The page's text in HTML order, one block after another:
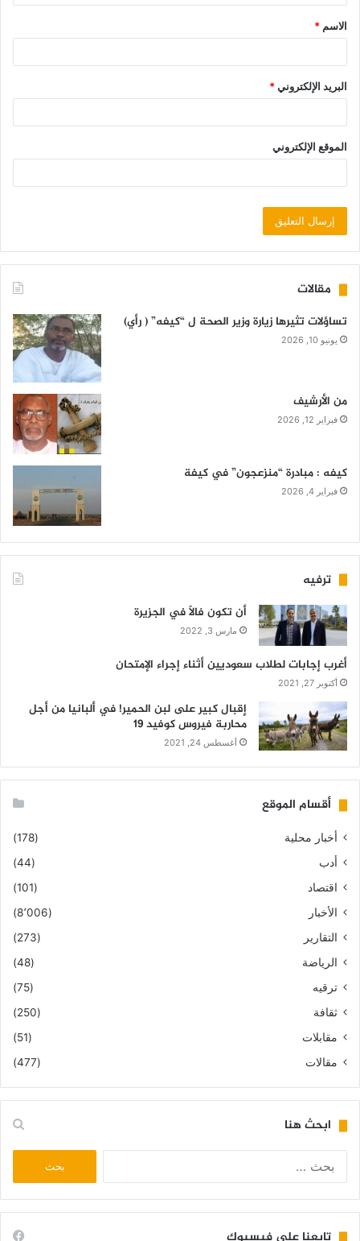
الاسم *
البريد الإلكتروني*
الموقع الإلكتروني
مقالات
تساؤلات تثيرها زيارة وزير الصحة ل “كيفه” ( رأي)
يونيو 10, 2026
من الأرشيف
فبراير 12, 2026
كيفه : مبادرة “منزعجون” في كيفة
فبراير 4, 2026
ترفيه
أن تكون فالاً في الجزيرة
مارس 3, 2022
أغرب إجابات لطلاب سعوديين أثناء إجراء الإمتحان
أكتوبر 27, 2021
إقبال كبير على لبن الحمير! في ألبانيا من أجل
محاربة فيروس كوفيد 19
أغسطس 24, 2021
أقسام الموقع
أخبار محلية
(178)
أدب
(44)
اقتصاد
(101)
الأخبار
(8٬006)
التقارير
(273)
الرياضة
(48)
ترقيه
(75)
ثقافة
(250)
مقابلات
(51)
مقالات
(477)
ابحث هنا